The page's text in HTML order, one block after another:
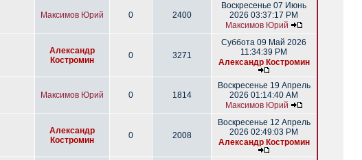
Максимов Юрий 0 2400
Воскресенье 07 Июнь
2026 03:37:17 PM
Максимов Юрий
Александр
Костромин
0 3271
Суббота 09 Май 2026
11:34:39 PM
Александр Костромин
Максимов Юрий 0 1814
Воскресенье 19 Апрель
2026 01:14:40 AM
Максимов Юрий
Александр
Костромин
0 2008
Воскресенье 12 Апрель
2026 02:49:03 PM
Александр Костромин